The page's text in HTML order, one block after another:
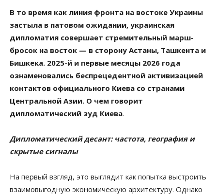
В то время как линия фронта на востоке Украины
застыла в патовом ожидании, украинская
дипломатия совершает стремительный марш-
бросок на восток — в сторону Астаны, Ташкента и
Бишкека. 2025-й и первые месяцы 2026 года
ознаменовались беспрецедентной активизацией
контактов официального Киева со странами
Центральной Азии. О чем говорит
дипломатический зуд Киева.
Дипломатический десант: частота, география и
скрытые сигналы
На первый взгляд, это выглядит как попытка выстроить
взаимовыгодную экономическую архитектуру. Однако